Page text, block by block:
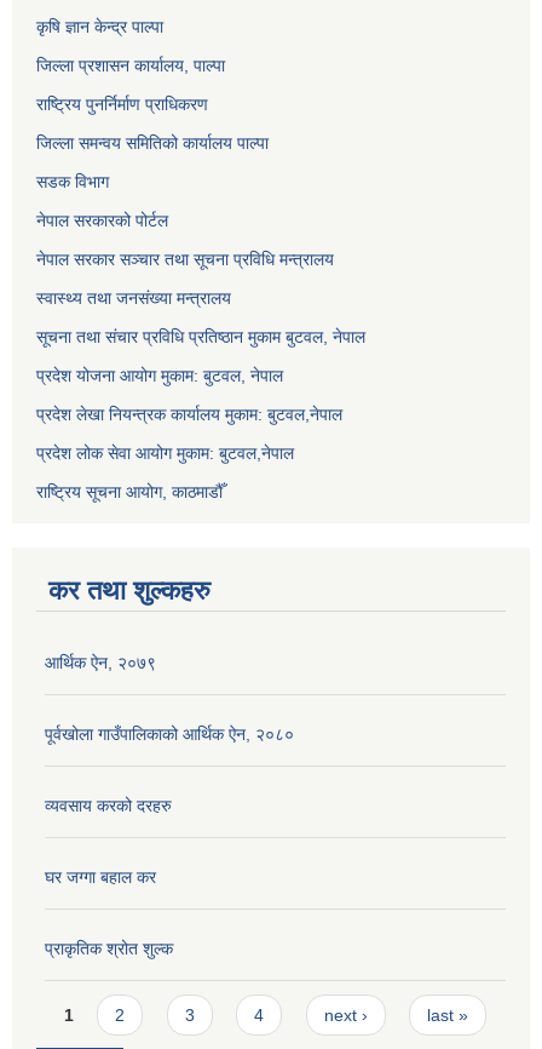
कृषि ज्ञान केन्द्र पाल्पा
जिल्ला प्रशासन कार्यालय, पाल्पा
राष्ट्रिय पुनर्निर्माण प्राधिकरण
जिल्ला समन्वय समितिको कार्यालय पाल्पा
सडक विभाग
नेपाल सरकारको पोर्टल
नेपाल सरकार सञ्‍चार तथा सूचना प्रविधि मन्त्रालय
स्वास्थ्य तथा जनसंख्या मन्त्रालय
सूचना तथा संचार प्रविधि प्रतिष्ठान मुकाम बुटवल, नेपाल
प्रदेश योजना आयोग मुकाम: बुटवल, नेपाल
प्रदेश लेखा नियन्त्रक कार्यालय मुकाम: बुटवल,नेपाल
प्रदेश लोक सेवा आयोग मुकाम: बुटवल,नेपाल
राष्ट्रिय सूचना आयोग, काठमाडौँ
कर तथा शुल्कहरु
आर्थिक ऐन, २०७९
पूर्वखोला गाउँपालिकाको आर्थिक ऐन, २०८०
व्यवसाय करको दरहरु
घर जग्गा बहाल कर
प्राकृतिक श्रोत शुल्क
Pages
1 2 3 4 next › last »